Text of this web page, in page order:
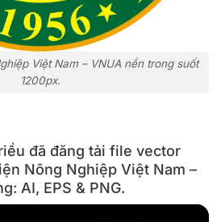
Việt Nam – VNUA nền trong suốt
1200px.
đã đăng tải file vector
Nông Nghiệp Việt Nam –
AI, EPS & PNG.